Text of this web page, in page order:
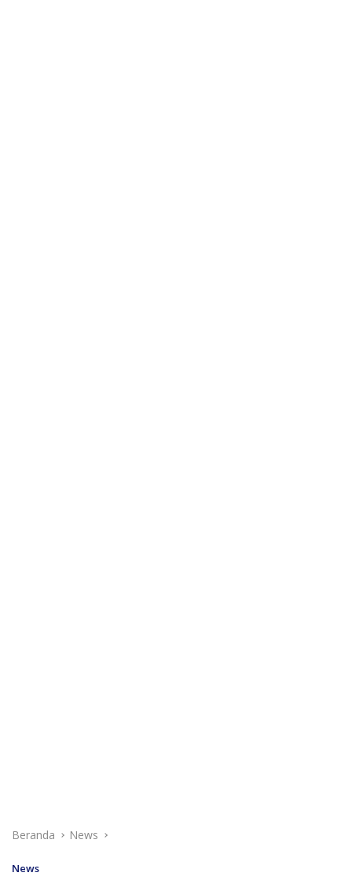
Beranda News
News